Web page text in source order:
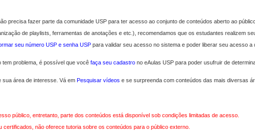
precisa fazer parte da comunidade USP para ter acesso ao conjunto de conteúdos aberto ao
de playlists, ferramentas de anotações e etc.), recomendamos que os estudantes realizem
seu número USP e senha USP para validar seu acesso no sistema e poder liberar seu acesso
tem problema, é possível que você faça seu cadastro no eAulas USP para poder usufruir de
área de interesse. Vá em Pesquisar vídeos e se surpreenda com conteúdos das mais diversas
público, entretanto, parte dos conteúdos está disponível sob condições limitadas de acesso.
não oferece tutoria sobre os conteúdos para o público externo.